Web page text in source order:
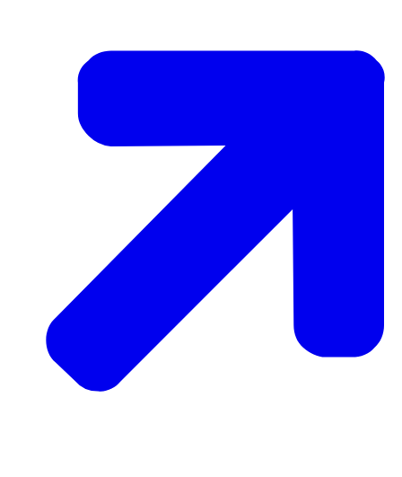
locatie kan doen of een andere locatie. Dat is dat is
opleidingen staan die interessant zijn voor mijn
*Rustige muziek*
Sebastiaan Wissenburg – Senior Applicatiebeheer –
Op de korte termijn wil ik graag mijn team naar een nog
van jong tot oud en ze zetten zich 100 procent in om
*Muziek speelt*
*Muziek eindigt*
Logo Justitiële ICT Organisatie, Ministerie van Justitie